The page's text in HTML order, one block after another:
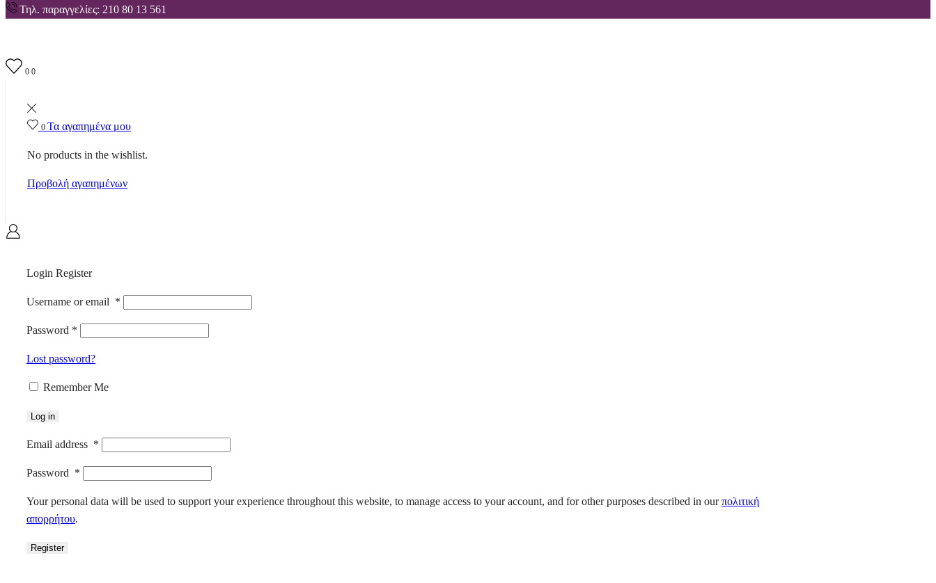
Τηλ. παραγγελίες: 210 80 13 561
0 0
0 Τα αγαπημένα μου
No products in the wishlist.
Προβολή αγαπημένων
Login Register
Username or email *
Password *
Lost password?
Remember Me
Log in
Email address *
Password *
Your personal data will be used to support your experience throughout this website, to manage access to your account, and for other purposes described in ourπολιτική
απορρήτου.
Register